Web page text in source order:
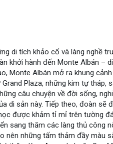
di tích khảo cổ và làng nghề
khởi hành đến Monte Albán –
Monte Albán mở ra khung
Plaza, những kim tự tháp,
câu chuyện về đời sống,
di sản này. Tiếp theo, đoàn sẽ
được khảm tỉ mỉ trên tường
sang thăm các làng thủ công
nên những tấm thảm đầy màu